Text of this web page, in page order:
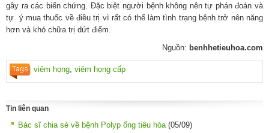
gây ra các biến chứng. Đặc biệt người bệnh không nên tự phán đoán và
tự ý mua thuốc về điều trị vì rất có thể làm tình trạng bệnh trở nên năng
hơn và khó chữa trị dứt điểm.
Nguồn: benhhetieuhoa.com
viêm họng viêm họng cấp
Tin liên quan
Bác sĩ chia sẻ về bệnh Polyp ống tiêu hóa(05/09)